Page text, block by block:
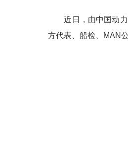
近日，由中国动力
方代表、船检、MAN